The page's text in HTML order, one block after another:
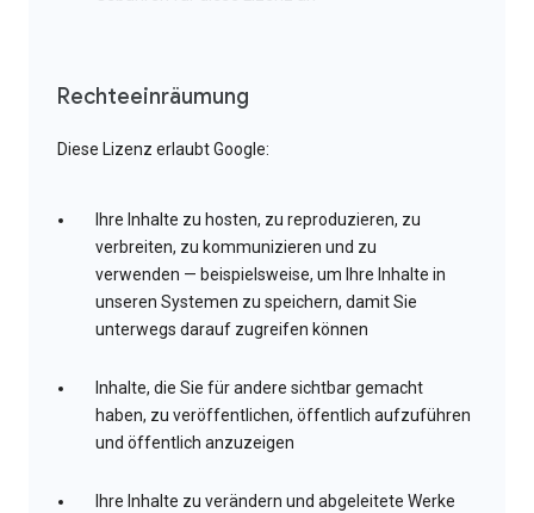
Rechteeinräumung
Diese Lizenz erlaubt Google:
Ihre Inhalte zu hosten, zu reproduzieren, zu
verbreiten, zu kommunizieren und zu
verwenden — beispielsweise, um Ihre Inhalte in
unseren Systemen zu speichern, damit Sie
unterwegs darauf zugreifen können
Inhalte, die Sie für andere sichtbar gemacht
haben, zu veröffentlichen, öffentlich aufzuführen
und öffentlich anzuzeigen
Ihre Inhalte zu verändern und abgeleitete Werke